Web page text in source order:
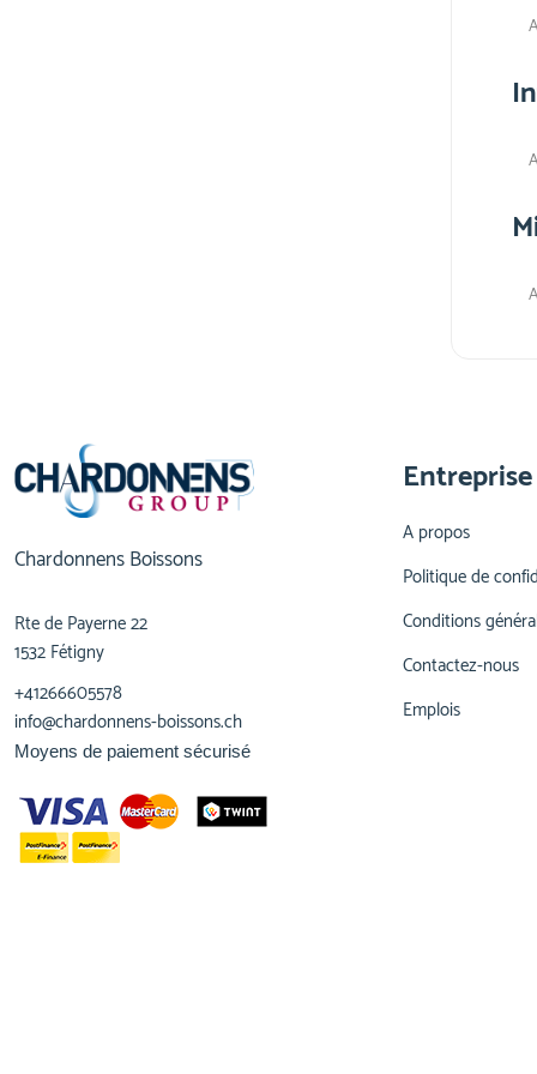
Chardonnens Boissons
Rte de Payerne 22
1532 Fétigny
+41266605578
info@chardonnens-boissons.ch
Entreprise
A propos
Politique de
Conditions
Contactez-nous
Emplois
Moyens de paiement sécurisé